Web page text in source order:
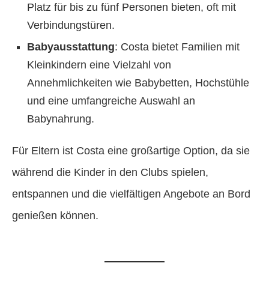
Platz für bis zu fünf Personen bieten, oft mit
Verbindungstüren.
Babyausstattung: Costa bietet Familien mit
Kleinkindern eine Vielzahl von
Annehmlichkeiten wie Babybetten, Hochstühle
und eine umfangreiche Auswahl an
Babynahrung.
Für Eltern ist Costa eine großartige Option, da sie
während die Kinder in den Clubs spielen,
entspannen und die vielfältigen Angebote an Bord
genießen können.